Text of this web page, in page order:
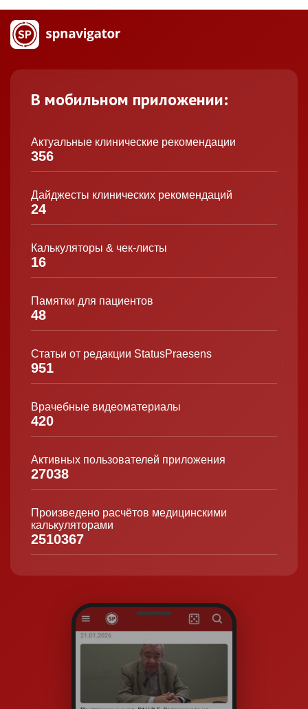
В мобильном приложении:
Актуальные клинические рекомендации
356
Дайджесты клинических рекомендаций
24
Калькуляторы & чек-листы
16
Памятки для пациентов
48
Статьи от редакции StatusPraesens
951
Врачебные видеоматериалы
420
Активных пользователей приложения
27038
Произведено расчётов медицинскими
калькуляторами
2510367